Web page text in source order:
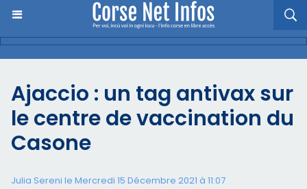
Ajaccio : un tag antivax sur
le centre de vaccination du
Casone
Julia Sereni le Mercredi 15 Décembre 2021 à 11:07